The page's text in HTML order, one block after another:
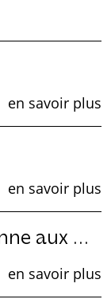
en savoir plus
en savoir plus
Filipe Vilas-Boas : “On donne aux machines un accès au savoir”
en savoir plus